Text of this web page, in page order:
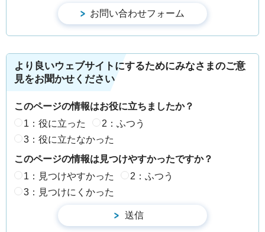
より良いウェブサイトにするためにみなさまのご意
見をお聞かせください
このページの情報はお役に立ちましたか？
1：役に立った
2：ふつう
3：役に立たなかった
このページの情報は見つけやすかったですか？
1：見つけやすかった
2：ふつう
3：見つけにくかった